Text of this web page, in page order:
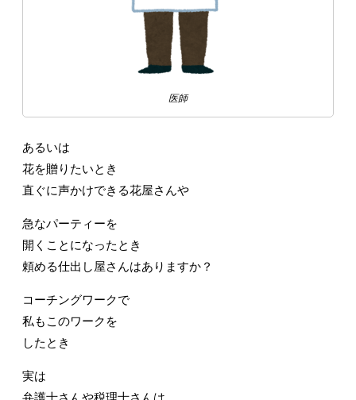
医師
あるいは
花を贈りたいとき
直ぐに声かけできる花屋さんや
急なパーティーを
開くことになったとき
頼める仕出し屋さんはありますか？
コーチングワークで
私もこのワークを
したとき
実は
弁護士さんや税理士さんは